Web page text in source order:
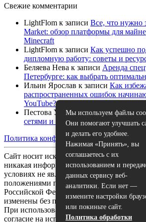
Свежие комментарии
LightFlom к записи Все, что нужно
Market: обзор платформы для
Minecraft
LightFlom к записи Как успешно
дипломную работу: советы и
Беляева Нева к записи Аренда
Петербурге: как выбрать
Ильин Ярослав к записи Как
распространенных ошибок
YouTube?
Пестова Устина к записиКак
сетями и спонсорами на YouTube
Политика конфиденциальности|Карта
Сайт носит исключительно
никакая информация, опубликованная
условиях не является публичной
положениями пункта 2 статьи 437
Российской Федерации. Все указанные
изменены без предварительного
При использовании данного сайта, вы
согласие на использование файлов
Мы используем файлы
Они помогают улучшать
и делать его удобнее.
Нажимая «Принять», вы
соглашаетесь с их
использованием и
данных сервису веб-
аналитики. Если нет —
измените настройки
или покиньте сайт.
Политика обработки